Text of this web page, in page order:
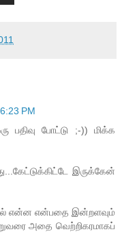
PM
பதிவு போட்டு ;-)) மிக்க
இருக்கேன்
என்ன என்பதை இன்றளவும்
அதை வெற்றிகரமாகப்